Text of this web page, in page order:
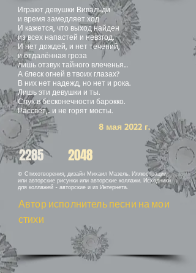
Играют девушки Вивальди
и время замедляет ход
И кажется, что выход найден
из всех напастей и невзгод.
И нет дождей, и нет течений,
и отдалённая гроза
лишь отзвук тайного влеченья…
А блеск огней в твоих глазах?
В них нет надежд, но нет и рока.
Лишь эти девушки и ты.
Слух в бесконечности барокко.
Рассвет,.. и не горят мосты.
8 мая 2022 г.
2285 2048
© Стихотворения, дизайн Михаил Мазель. Иллюстрации
или авторские рисунки или авторские коллажи. Исходники
для коллажей - авторские и из Интернета.
Автор исполнитель песни на мои
стихи